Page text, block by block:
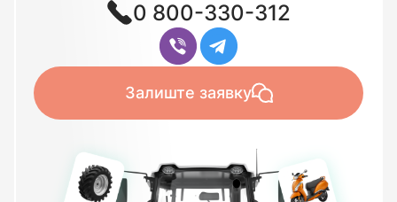
0 800-330-312
Залиште заявку